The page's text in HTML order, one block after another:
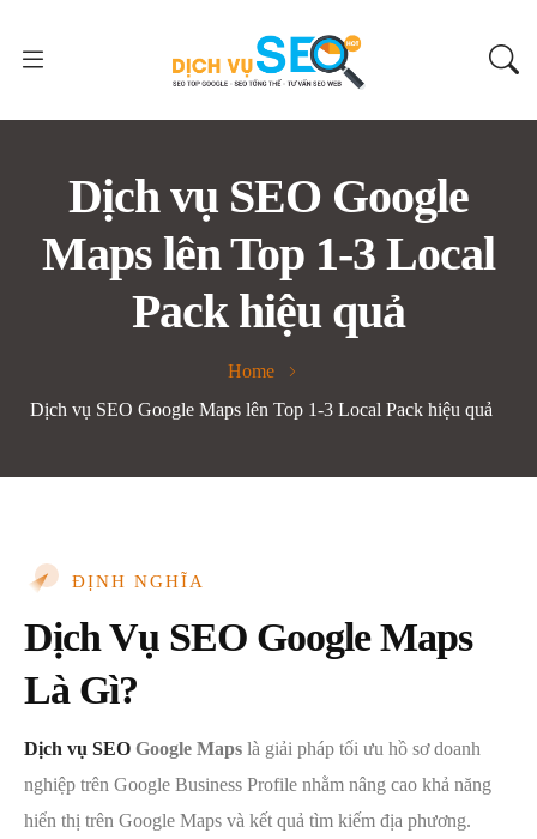
Dịch vụ SEO Google
Maps lên Top 1-3 Local
Pack hiệu quả
Home
Dịch vụ SEO Google Maps lên Top 1-3 Local Pack hiệu quả
ĐỊNH NGHĨA
Dịch Vụ SEO Google Maps
Là Gì?
Dịch vụ SEO Google Maps là giải pháp tối ưu hồ sơ doanh
nghiệp trên Google Business Profile nhằm nâng cao khả năng
hiển thị trên Google Maps và kết quả tìm kiếm địa phương.